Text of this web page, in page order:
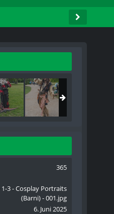
365
3 - Cosplay Portraits
(Barni) - 001.jpg
6. Juni 2025